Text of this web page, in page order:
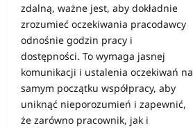
zdalną, ważne jest, aby dokładnie
zrozumieć oczekiwania pracodawcy
odnośnie godzin pracy i
dostępności. To wymaga jasnej
komunikacji i ustalenia oczekiwań na
samym początku współpracy, aby
uniknąć nieporozumień i zapewnić,
że zarówno pracownik, jak i